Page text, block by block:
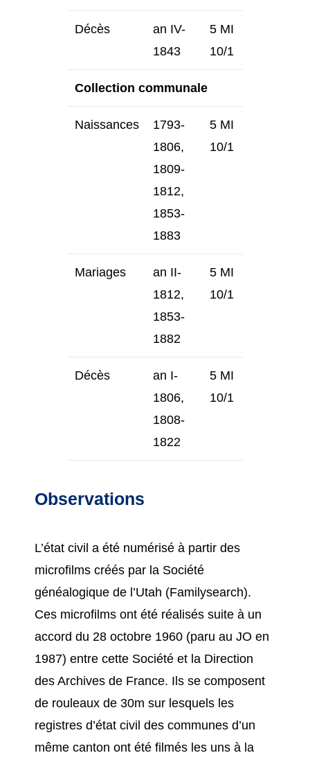
Décès
an IV-
1843
5 MI
10/1
Collection communale
Naissances
1793-
1806,
1809-
1812,
1853-
1883
5 MI
10/1
Mariages
an II-
1812,
1853-
1882
5 MI
10/1
Décès
an I-
1806,
1808-
1822
5 MI
10/1
Observations
L’état civil a été numérisé à partir des
microfilms créés par la Société
généalogique de l’Utah (Familysearch).
Ces microfilms ont été réalisés suite à un
accord du 28 octobre 1960 (paru au JO en
1987) entre cette Société et la Direction
des Archives de France. Ils se composent
de rouleaux de 30m sur lesquels les
registres d’état civil des communes d’un
même canton ont été filmés les uns à la